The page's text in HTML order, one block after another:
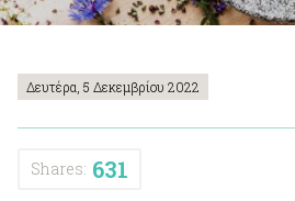
Δευτέρα, 5 Δεκεμβρίου 2022
Shares: 631